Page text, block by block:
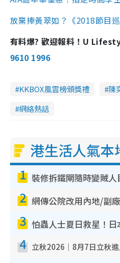
放棄捧黃翠如？《2018節目
有料爆? 歡迎報料！U
9610 1996
KKBOX風雲榜頒獎禮 陳
網絡熱話
港生活人氣本
1
2
3
4